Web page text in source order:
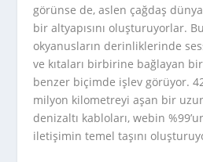
görünse de, aslen çağdaş
bir altyapısını oluşturuyorlar.
okyanusların derinliklerinde
ve kıtaları birbirine bağlayan
benzer biçimde işlev görüyor.
milyon kilometreyi aşan bir
denizaltı kabloları, webin
iletişimin temel taşını